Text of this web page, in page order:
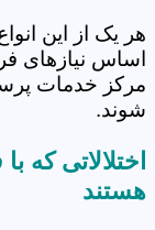
هر یک از این
اساس نیازهای
مرکز خدمات
شوند.
اختلالاتی که
هستند